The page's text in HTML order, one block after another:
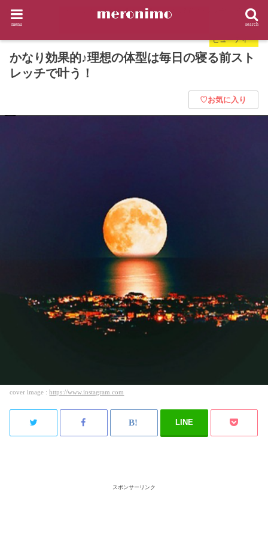
search
menu
HOME かなり効果的♪理想の体型は毎日の寝る前ストレッチで叶う！
ビューティー
かなり効果的♪理想の体型は毎日の寝る前スト
レッチで叶う！
♡お気に入り
cover image :https://www.instagram.com
LINE
スポンサーリンク